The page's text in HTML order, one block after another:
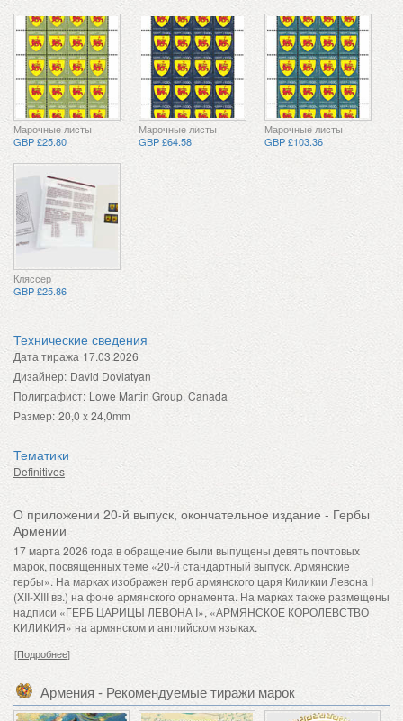
Марочные листы
GBP £25.80
Марочные листы
GBP £64.58
Марочные листы
GBP £103.36
Кляссер
GBP £25.86
Технические сведения
Дата тиража 17.03.2026
Дизайнер: David Dovlatyan
Полиграфист: Lowe Martin Group, Canada
Размер: 20,0 x 24,0mm
Тематики
Definitives
О приложении 20-й выпуск, окончательное издание - Гербы
Армении
17 марта 2026 года в обращение были выпущены девять почтовых
марок, посвященных теме «20-й стандартный выпуск. Армянские
гербы». На марках изображен герб армянского царя Киликии Левона I
(XII-XIII вв.) на фоне армянского орнамента. На марках также размещены
надписи «ГЕРБ ЦАРИЦЫ ЛЕВОНА I», «АРМЯНСКОЕ КОРОЛЕВСТВО
КИЛИКИЯ» на армянском и английском языках.
[Подробнее]
Армения - Рекомендуемые тиражи марок